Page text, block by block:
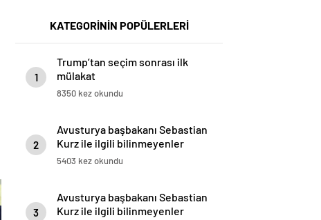
KATEGORİNİN POPÜLERLERİ
1
Trump’tan seçim sonrası ilk
mülakat
8350 kez okundu
2
Avusturya başbakanı Sebastian
Kurz ile ilgili bilinmeyenler
5403 kez okundu
3
Avusturya başbakanı Sebastian
Kurz ile ilgili bilinmeyenler